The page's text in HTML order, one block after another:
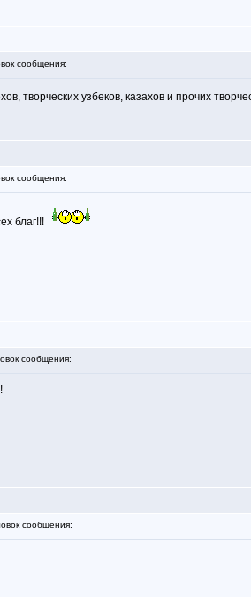
сообщения:
творческих узбеков, казахов и прочих
сообщения:
благ!!!
сообщения:
сообщения: